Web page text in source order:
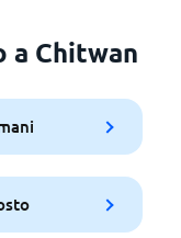
a Chitwan